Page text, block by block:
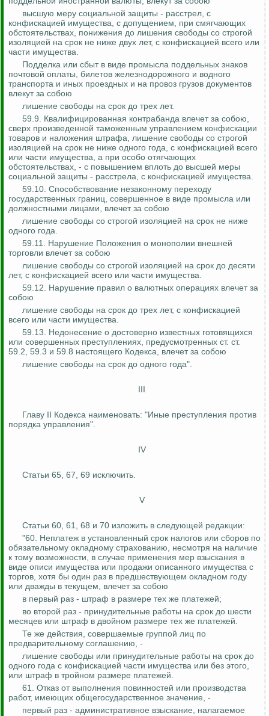
высшую меру социальной защиты - расстрел, с
конфискацией имущества, с допущением, при смягчающих
обстоятельствах, понижения до лишения свободы со строгой
изоляцией на срок не ниже двух лет, с конфискацией всего или
части имущества.
Подделка или сбыт в виде промысла поддельных знаков
почтовой оплаты, билетов железнодорожного и водного
транспорта и иных проездных и на провоз грузов документов
влекут за собою
лишение свободы на срок до трех лет.
59.9. Квалифицированная контрабанда влечет за собою,
сверх произведенной таможенным управлением конфискации
товаров и наложения штрафа, лишение свободы со строгой
изоляцией на срок не ниже одного года, с конфискацией всего
или части имущества, а при особо отягчающих
обстоятельствах, - с повышением вплоть до высшей меры
социальной защиты - расстрела, с конфискацией имущества.
59.10. Способствование незаконному переходу
государственных границ, совершенное в виде промысла или
должностными лицами, влечет за собою
лишение свободы со строгой изоляцией на срок не ниже
одного года.
59.11. Нарушение Положения о монополии внешней
торговли влечет за собою
лишение свободы со строгой изоляцией на срок до десяти
лет, с конфискацией всего или части имущества.
59.12. Нарушение правил о валютных операциях влечет за
собою
лишение свободы на срок до трех лет, с конфискацией
всего или части имущества.
59.13. Недонесение о достоверно известных готовящихся
или совершенных преступлениях, предусмотренных ст. ст.
59.2, 59.3 и 59.8 настоящего Кодекса, влечет за собою
лишение свободы на срок до одного года".
III
Главу II Кодекса наименовать: "Иные преступления против
порядка управления".
IV
Статьи 65, 67, 69 исключить.
V
Статьи 60, 61, 68 и 70 изложить в следующей редакции:
"60. Неплатеж в установленный срок налогов или сборов по
обязательному окладному страхованию, несмотря на наличие
к тому возможности, в случае применения мер взыскания в
виде описи имущества или продажи описанного имущества с
торгов, хотя бы один раз в предшествующем окладном году
или дважды в текущем, влечет за собою
в первый раз - штраф в размере тех же платежей;
во второй раз - принудительные работы на срок до шести
месяцев или штраф в двойном размере тех же платежей.
Те же действия, совершаемые группой лиц по
предварительному соглашению, -
лишение свободы или принудительные работы на срок до
одного года с конфискацией части имущества или без этого,
или штраф в тройном размере платежей.
61. Отказ от выполнения повинностей или производства
работ, имеющих общегосударственное значение, -
первый раз - административное взыскание, налагаемое